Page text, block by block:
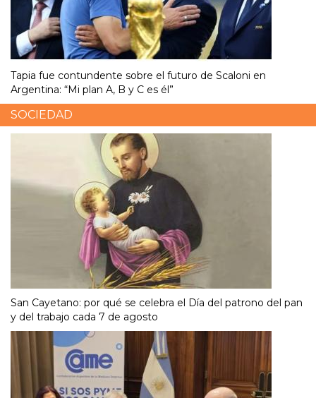
Tapia fue contundente sobre el futuro de Scaloni en
Argentina: “Mi plan A, B y C es él”
SOCIEDAD
San Cayetano: por qué se celebra el Día del patrono del pan
y del trabajo cada 7 de agosto